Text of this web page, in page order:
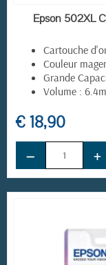
Epson 502XL
Cartouche
Couleur
Grande
Volume :
€ 18,90
− +